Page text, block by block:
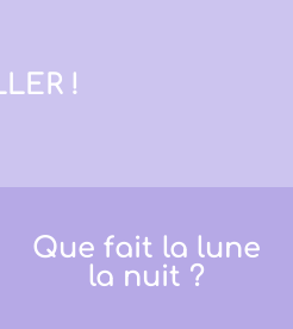
!
Que fait la lune
la nuit ?